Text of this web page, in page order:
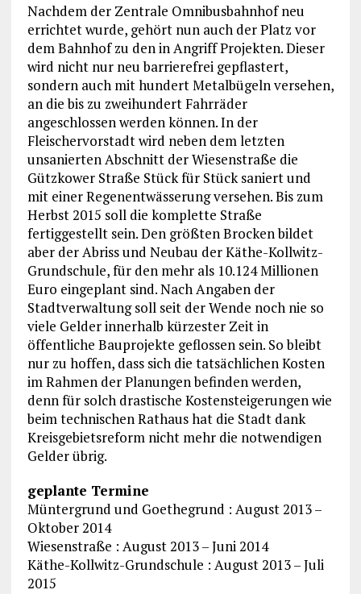
Nachdem der Zentrale Omnibusbahnhof neu
errichtet wurde, gehört nun auch der Platz vor
dem Bahnhof zu den in Angriff Projekten. Dieser
wird nicht nur neu barrierefrei gepflastert,
sondern auch mit hundert Metalbügeln versehen,
an die bis zu zweihundert Fahrräder
angeschlossen werden können. In der
Fleischervorstadt wird neben dem letzten
unsanierten Abschnitt der Wiesenstraße die
Gützkower Straße Stück für Stück saniert und
mit einer Regenentwässerung versehen. Bis zum
Herbst 2015 soll die komplette Straße
fertiggestellt sein. Den größten Brocken bildet
aber der Abriss und Neubau der Käthe-Kollwitz-
Grundschule, für den mehr als 10.124 Millionen
Euro eingeplant sind. Nach Angaben der
Stadtverwaltung soll seit der Wende noch nie so
viele Gelder innerhalb kürzester Zeit in
öffentliche Bauprojekte geflossen sein. So bleibt
nur zu hoffen, dass sich die tatsächlichen Kosten
im Rahmen der Planungen befinden werden,
denn für solch drastische Kostensteigerungen wie
beim technischen Rathaus hat die Stadt dank
Kreisgebietsreform nicht mehr die notwendigen
Gelder übrig.
geplante Termine
Müntergrund und Goethegrund : August 2013 –
Oktober 2014
Wiesenstraße : August 2013 – Juni 2014
Käthe-Kollwitz-Grundschule : August 2013 – Juli
2015